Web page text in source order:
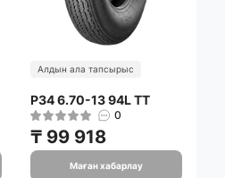
Алдын ала тапсырыс
P34 6.70-13 94L TT
0
₸ 99 918
Маған хабарлау